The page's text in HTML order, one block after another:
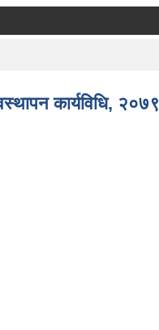
कार्यविधि, २०७९